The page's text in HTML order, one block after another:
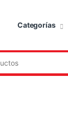
Categorías